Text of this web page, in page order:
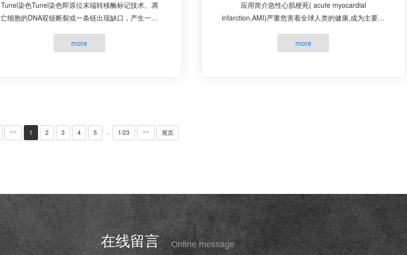
Tunel染色Tunel染色即原位末端转移酶标记技术。凋
亡细胞的DNA双链断裂或一条链出现缺口，产生一系
用下，将脱氧核糖核苷酸···
more
应用简介急性心肌梗死( acute myocardial
infarction,AMI)严重危害着全球人类的健康,成为主要死
是冠状动脉再灌注，但也伴随···
more
<< 1 2 3 4 5 ··· 1/23 >> 尾页
在线留言 Online message